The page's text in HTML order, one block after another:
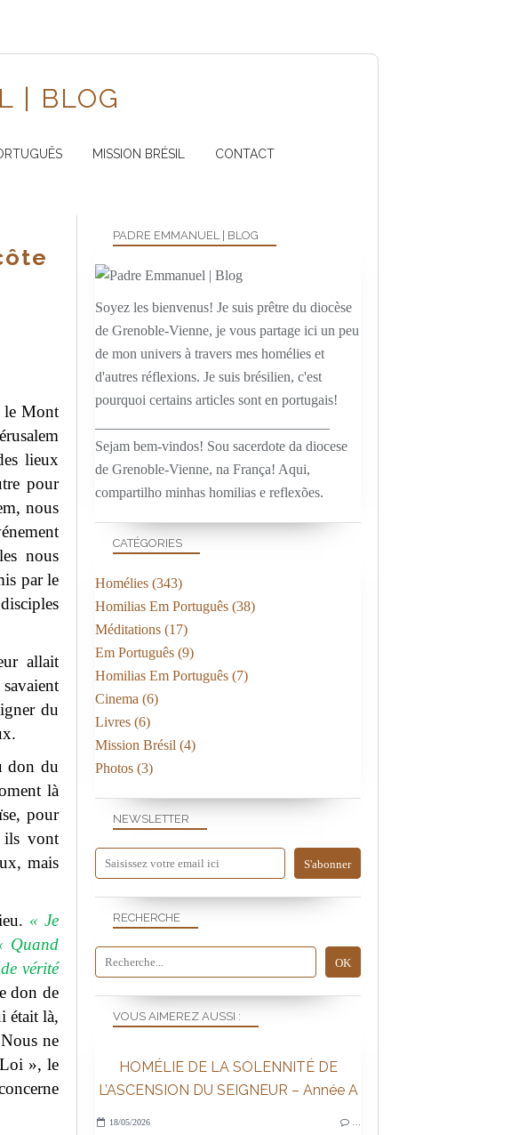
| BLOG
MISSION BRÉSIL CONTACT
le Mont
lieux
pour
nous
nous
par le
allait
du
don du
là
pour
ils vont
mais
« Je
Quand
vérité
don de
était là,
ne
», le
NEWSLETTER
RECHERCHE
PADRE EMMANUEL | BLOG
Soyez les bienvenus! Je suis prêtre du diocèse
de Grenoble-Vienne, je vous partage ici un peu
de mon univers à travers mes homélies et
d'autres réflexions. Je suis brésilien, c'est
pourquoi certains articles sont en portugais!
Sejam bem-vindos! Sou sacerdote da diocese
de Grenoble-Vienne, na França! Aqui,
compartilho minhas homilias e reflexões.
VOUS AIMEREZ AUSSI :
HOMÉLIE DE LA SOLENNITÉ DE
L’ASCENSION DU SEIGNEUR – Année A
18/05/2026
CATÉGORIES
Homélies (343)
Homilias Em Português (38)
Méditations (17)
Em Português (9)
Homilias Em Português (7)
Cinema (6)
Livres (6)
Mission Brésil (4)
Photos (3)